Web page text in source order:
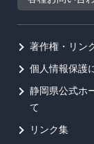
著作権・リン
個人情報保護
静岡県公式ホ
て
リンク集